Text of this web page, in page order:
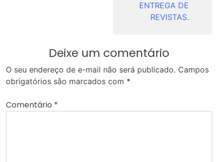
ENTREGA DE
REVISTAS.
Deixe um comentário
O seu endereço de e-mail não será publicado. Campos
obrigatórios são marcados com *
Comentário *